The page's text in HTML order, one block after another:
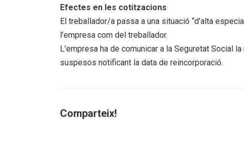
Efectes en les cotitzacions
El treballador/a passa a una situació “d’alta
l’empresa com del treballador.
L’empresa ha de comunicar a la Seguretat Social
suspesos notificant la data de reincorporació.
Comparteix!